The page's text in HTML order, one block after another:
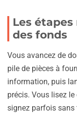
Les
des fonds
Vous avancez de
pile de pièces à
information, puis
précis. Vous lisez
signez parfois sans